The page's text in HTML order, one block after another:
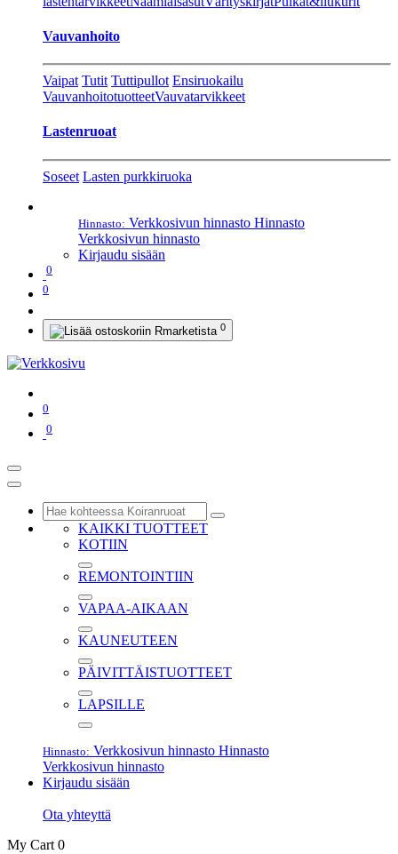
Vauvanhoito
Vaipat Tutit Tuttipullot Ensiruokailu
VauvanhoitotuotteetVauvatarvikkeet
Lastenruoat
Soseet Lasten purkkiruoka
Hinnasto: Verkkosivun hinnasto Hinnasto
Verkkosivun hinnasto
Kirjaudu sisään
0
0
0
0
0
KAIKKI TUOTTEET
KOTIIN
REMONTOINTIIN
VAPAA-AIKAAN
KAUNEUTEEN
PÄIVITTÄISTUOTTEET
LAPSILLE
Hinnasto: Verkkosivun hinnasto Hinnasto
Verkkosivun hinnasto
Kirjaudu sisään
Ota yhteyttä
My Cart 0